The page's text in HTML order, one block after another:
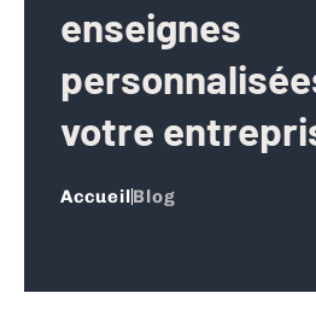
enseignes
votre
AccueilBlog